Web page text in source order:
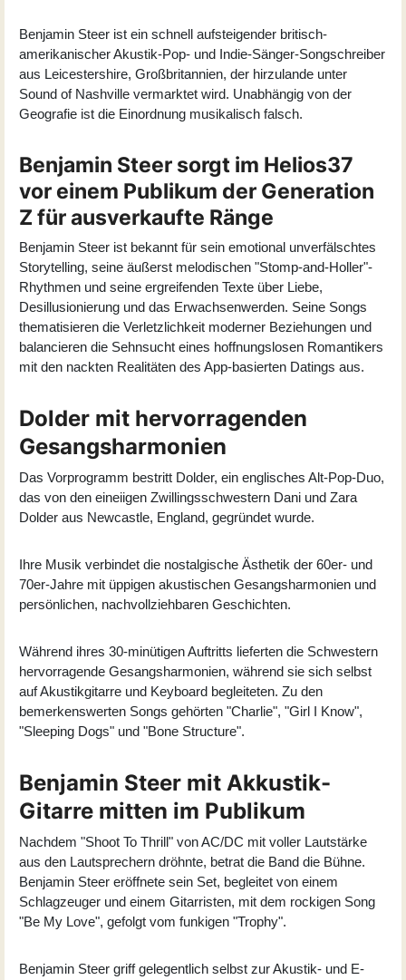
Benjamin Steer ist ein schnell aufsteigender britisch-
amerikanischer Akustik-Pop- und Indie-Sänger-Songschreiber
aus Leicestershire, Großbritannien, der hirzulande unter
Sound of Nashville vermarktet wird. Unabhängig von der
Geografie ist die Einordnung musikalisch falsch.
Benjamin Steer sorgt im Helios37
vor einem Publikum der Generation
Z für ausverkaufte Ränge
Benjamin Steer ist bekannt für sein emotional unverfälschtes
Storytelling, seine äußerst melodischen "Stomp-and-Holler"-
Rhythmen und seine ergreifenden Texte über Liebe,
Desillusionierung und das Erwachsenwerden. Seine Songs
thematisieren die Verletzlichkeit moderner Beziehungen und
balancieren die Sehnsucht eines hoffnungslosen Romantikers
mit den nackten Realitäten des App-basierten Datings aus.
Dolder mit hervorragenden
Gesangsharmonien
Das Vorprogramm bestritt Dolder, ein englisches Alt-Pop-Duo,
das von den eineiigen Zwillingsschwestern Dani und Zara
Dolder aus Newcastle, England, gegründet wurde.
Ihre Musik verbindet die nostalgische Ästhetik der 60er- und
70er-Jahre mit üppigen akustischen Gesangsharmonien und
persönlichen, nachvollziehbaren Geschichten.
Während ihres 30-minütigen Auftritts lieferten die Schwestern
hervorragende Gesangsharmonien, während sie sich selbst
auf Akustikgitarre und Keyboard begleiteten. Zu den
bemerkenswerten Songs gehörten "Charlie", "Girl I Know",
"Sleeping Dogs" und "Bone Structure".
Benjamin Steer mit Akkustik-
Gitarre mitten im Publikum
Nachdem "Shoot To Thrill" von AC/DC mit voller Lautstärke
aus den Lautsprechern dröhnte, betrat die Band die Bühne.
Benjamin Steer eröffnete sein Set, begleitet von einem
Schlagzeuger und einem Gitarristen, mit dem rockigen Song
"Be My Love", gefolgt vom funkigen "Trophy".
Benjamin Steer griff gelegentlich selbst zur Akustik- und E-